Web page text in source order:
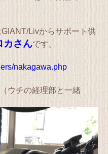
Livからサポート供
カさんです。
nakagawa.php
ウチの経理部と一緒